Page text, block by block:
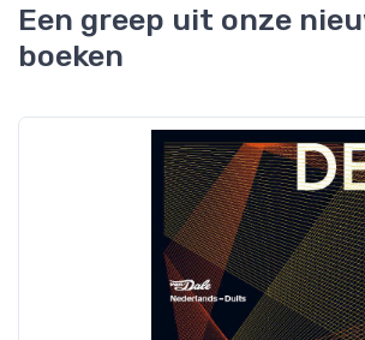
Een greep uit onze
boeken